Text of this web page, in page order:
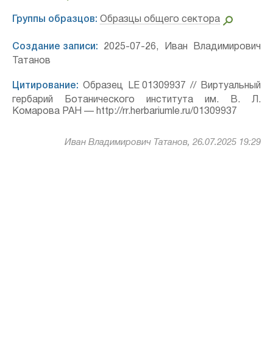
Группы образцов: Образцы общего сектора
Создание записи: 2025-07-26, Иван Владимирович
Татанов
Цитирование: Образец LE 01309937 // Виртуальный
гербарий Ботанического института им. В. Л.
Комарова РАН — http://rr.herbariumle.ru/01309937
Иван Владимирович Татанов, 26.07.2025 19:29